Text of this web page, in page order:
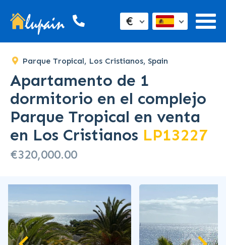
€
Parque Tropical, Los Cristianos, Spain
Apartamento de 1
dormitorio en el complejo
Parque Tropical en venta
en Los Cristianos LP13227
€320,000.00
SOLD